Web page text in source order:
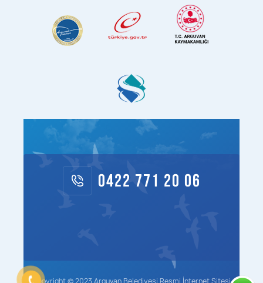
0422 771 20 06
Copyright © 2023 Arguvan Belediyesi Resmi İnternet Sitesi